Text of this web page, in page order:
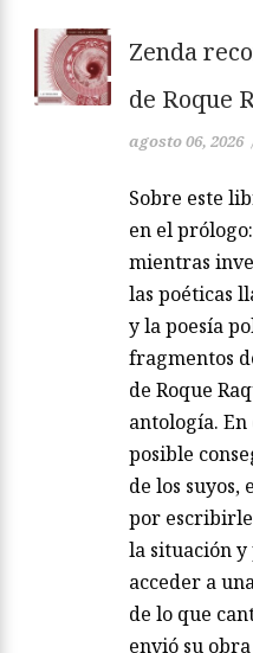
Zenda
de Roque
agosto 06, 2026
Sobre este
en el
mientras
las poéticas
y la poesía
fragmentos
de Roque
antología.
posible
de los suyos,
por
la situación
acceder a
de lo que
envió su